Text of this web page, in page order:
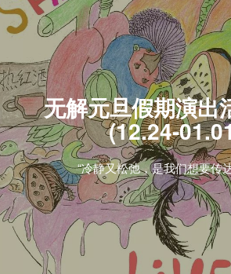
无解元旦假期演出
(12.24-
“冷静又松弛，是我们想要传